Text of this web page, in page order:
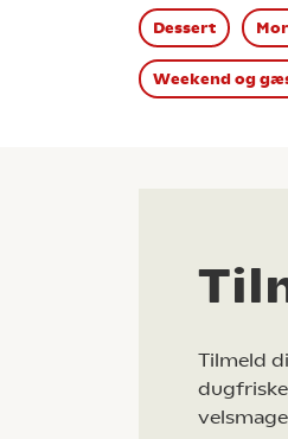
Dessert
Weekend og
Tilmeld